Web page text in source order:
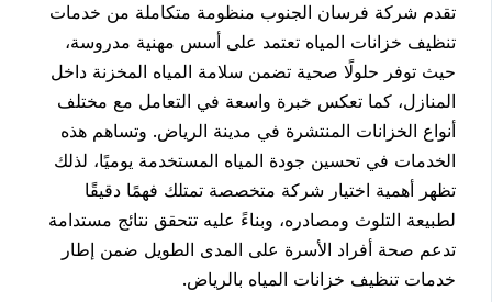
تقدم شركة فرسان الجنوب منظومة متكاملة من خدمات
تنظيف خزانات المياه تعتمد على أسس مهنية مدروسة،
حيث توفر حلولًا صحية تضمن سلامة المياه المخزنة داخل
المنازل، كما تعكس خبرة واسعة في التعامل مع مختلف
أنواع الخزانات المنتشرة في مدينة الرياض. وتساهم هذه
الخدمات في تحسين جودة المياه المستخدمة يوميًا، لذلك
تظهر أهمية اختيار شركة متخصصة تمتلك فهمًا دقيقًا
لطبيعة التلوث ومصادره، وبناءً عليه تتحقق نتائج مستدامة
تدعم صحة أفراد الأسرة على المدى الطويل ضمن إطار
خدمات تنظيف خزانات المياه بالرياض.